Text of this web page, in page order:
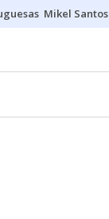
Mikel Santos